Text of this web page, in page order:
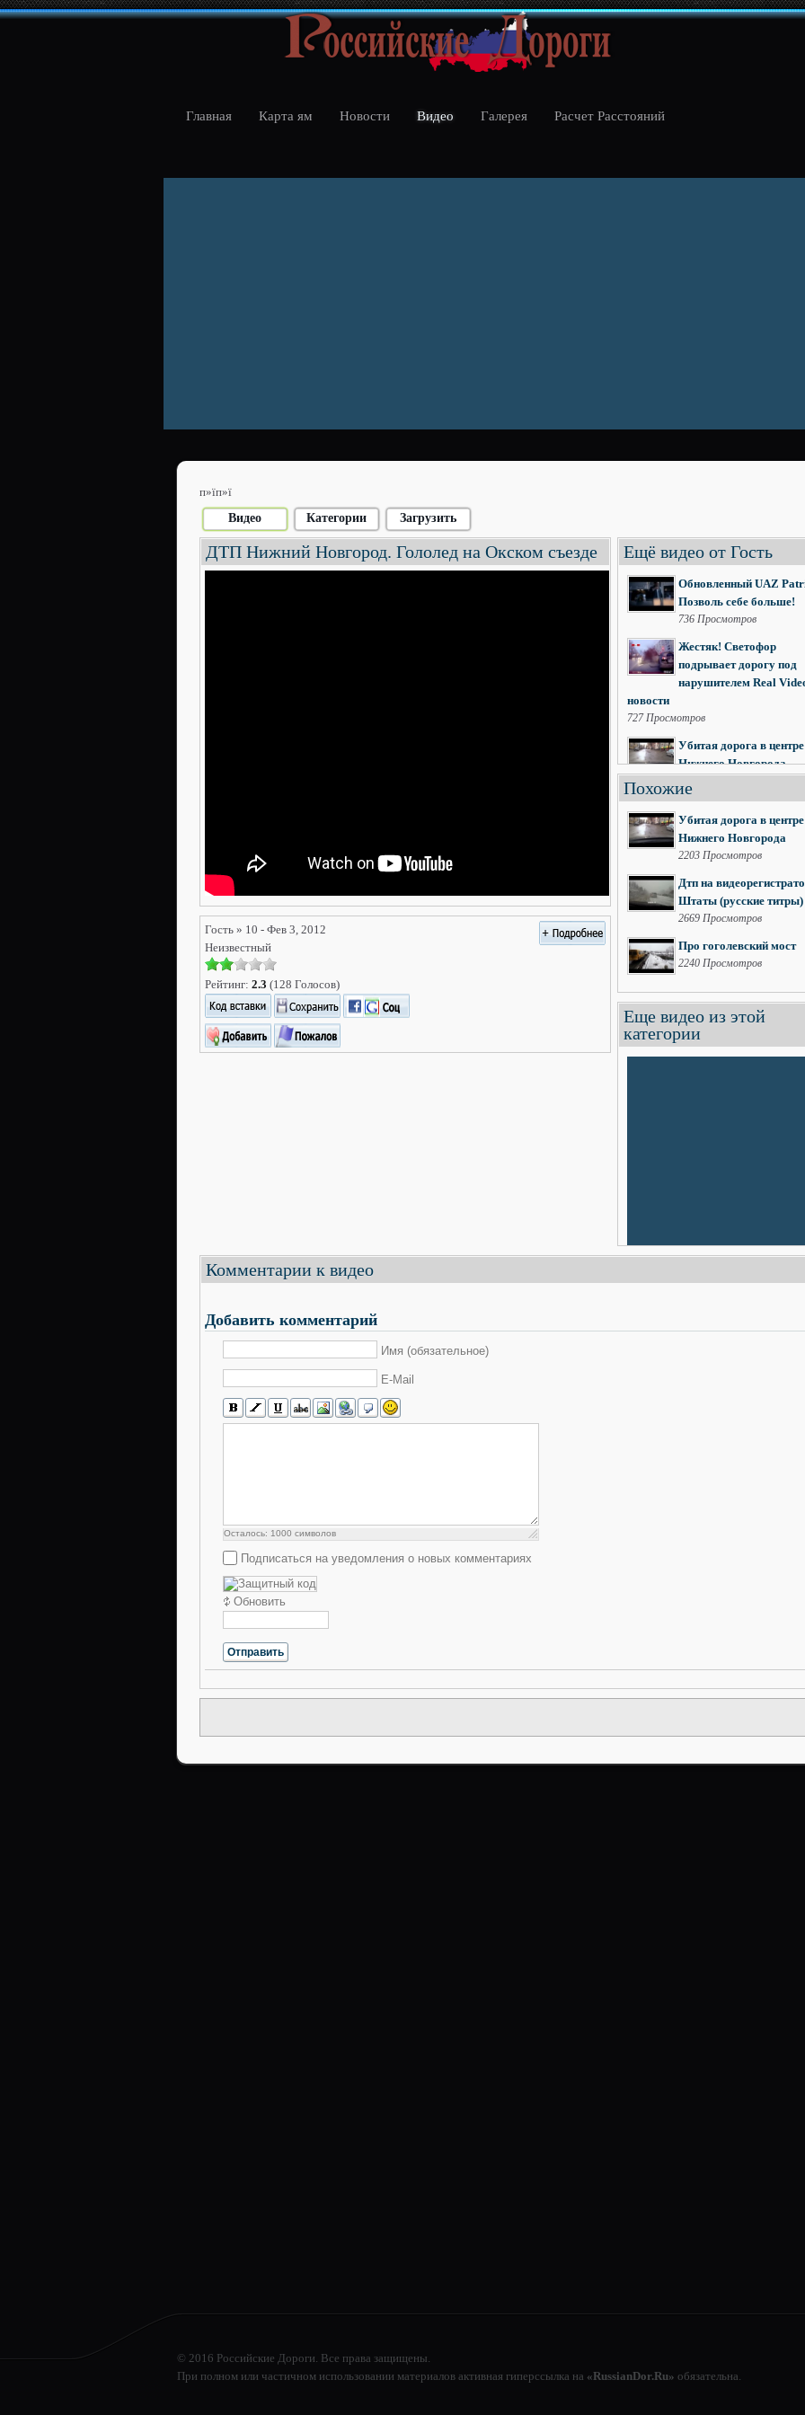
Главная Карта ям Новости Видео Галерея Расчет Расстояний
п»їп»ї
Видео
Категории Загрузить
Ещё видео от Гость
Обновленный UAZ
Позволь себе больше!
736 Просмотров
Жестяк! Светофор
подрывает дорогу под
нарушителем Real
новости
727 Просмотров
Убитая дорога в центре
Нижнего Новгорода
Похожие
Убитая дорога в центре
Нижнего Новгорода
2203 Просмотров
Дтп на
Штаты (русские титры)
2669 Просмотров
Про гоголевский мост
2240 Просмотров
Еще видео из этой
категории
ДТП Нижний Новгород. Гололед на Окском съезде
Гость » 10 - Фев 3, 2012
Неизвестный
Рейтинг: 2.3 (128 Голосов)
Комментарии к видео
Добавить комментарий
Имя (обязательное)
E-Mail
Осталось: 1000 символов
Подписаться на уведомления о новых комментариях
Обновить
Отправить
© 2016 Российские Дороги. Все права защищены.
При полном или частичном использовании материалов активная гиперссылка на «RussianDor.Ru» обязательна.